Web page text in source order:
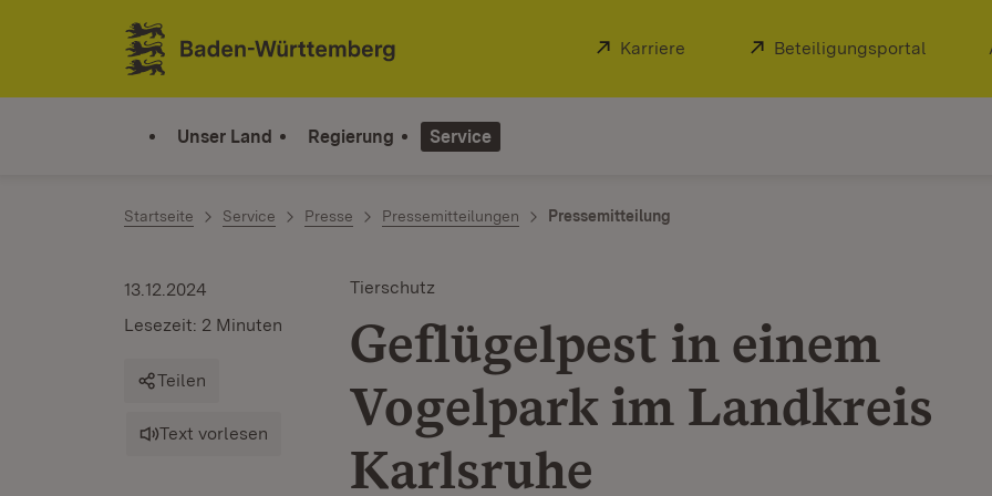
Zum Inhalt springen
Link zur Startseite
Extern:
Karriere (Öffnet in neuem Fenster)
Extern:
Beteiligungsportal
Unser Land Regierung Service
Startseite Service Presse Pressemitteilungen Pressemitteilung
Tierschutz
Geflügelpest in einem
Vogelpark im Landkreis
Karlsruhe
13.12.2024
Lesezeit: 2 Minuten
Teilen
Text vorlesen